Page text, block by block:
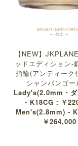
【NEW】
ッドエディション-
指輪(アンティーク
シャンパンゴー
Lady's(2.0mm・ダ
- K18CG：￥
Men's(2.8mm) -
￥264,000